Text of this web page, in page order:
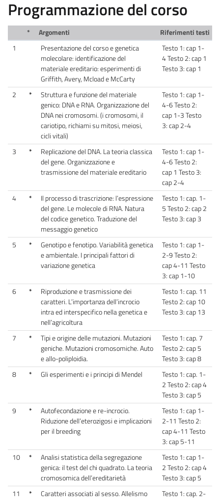
Programmazione del corso
* Argomenti
Riferimenti testi
1
Presentazione del corso e genetica
molecolare: identificazione del
materiale ereditario: esperimenti di
Griffith, Avery, Mcload e McCarty
Testo 1: cap 1-
4 Testo 2: cap 1
Testo 3: cap 1
2 *
Struttura e funzione del materiale
genico: DNA e RNA. Organizzazione del
DNA nei cromosomi. (i cromosomi, il
cariotipo, richiami su mitosi, meiosi,
cicli vitali)
Testo 1: cap 1-
4-6 Testo 2:
cap 1-3 Testo
3: cap 2-4
3 *
Replicazione del DNA. La teoria classica
del gene. Organizzazione e
trasmissione del materiale ereditario
Testo 1: cap 1-
4-6 Testo 2:
cap 1 Testo 3:
cap 2-4
4
*
Il processo di trascrizione: l’espressione
del gene. Le molecole di RNA. Natura
del codice genetico. Traduzione del
messaggio genetico
Testo 1: cap. 1-
5 Testo 2: cap 2
Testo 3: cap 3
5 *
Genotipo e fenotipo. Variabilità genetica
e ambientale. I principali fattori di
variazione genetica
Testo 1: cap 1-
2-9 Testo 2:
cap 4-11 Testo
3: cap 1-10
6
*
Riproduzione e trasmissione dei
caratteri. L’importanza dell’incrocio
intra ed interspecifico nella genetica e
nell’agricoltura
Testo 1: cap. 11
Testo 2: cap 10
Testo 3: cap 13
7 *
Tipi e origine delle mutazioni. Mutazioni
geniche. Mutazioni cromosomiche. Auto
e allo-poliploidia.
Testo 1: cap. 7
Testo 2: cap 5
Testo 3: cap 8
8
* Gli esperimenti e i principi di Mendel
Testo 1: cap. 1-
2 Testo 2: cap 4
Testo 3: cap 5
9
*
Autofecondazione e re-incrocio.
Riduzione dell’eterozigosi e implicazioni
per il breeding
Testo 1: cap 1-
2-11 Testo 2:
cap 4-11 Testo
3: cap 5-11
10
*
Analisi statistica della segregazione
genica: il test del chi quadrato. La teoria
cromosomica dell’ereditarietà
Testo 1: cap 1-
2 Testo 2: cap 4
Testo 3: cap 5
11
*
Caratteri associati al sesso. Allelismo
Testo 1: cap. 2-